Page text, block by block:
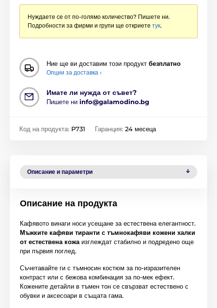
Нуждаете се от по-голямо количество? Пишете ни.
Подробности за фирми и групи ще откриете тук.
Ние ще ви доставим този продукт безплатно
Опции за доставка ›
Имате ли нужда от съвет?
Пишете ни info@galamodino.bg
Код на продукта: P731 Гаранция: 24 месеца
Описание и параметри
Описание на продукта
Кафявото винаги носи усещане за естествена елегантност.
Мъжките кафяви тиранти с тъмнокафяви кожени халки
от естествена кожа изглеждат стабилно и подредено още
при първия поглед.
Съчетавайте ги с тъмносин костюм за по-изразителен
контраст или с бежова комбинация за по-мек ефект.
Кожените детайли в тъмен тон се свързват естествено с
обувки и аксесоари в същата гама.